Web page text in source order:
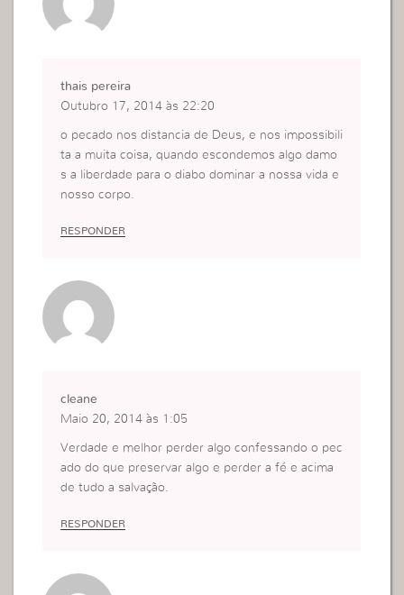
thais pereira
Outubro 17, 2014 às 22:20
o pecado nos distancia de Deus, e nos impossibili
ta a muita coisa, quando escondemos algo damo
s a liberdade para o diabo dominar a nossa vida e
nosso corpo.
RESPONDER
cleane
Maio 20, 2014 às 1:05
Verdade e melhor perder algo confessando o pec
ado do que preservar algo e perder a fé e acima
de tudo a salvação.
RESPONDER